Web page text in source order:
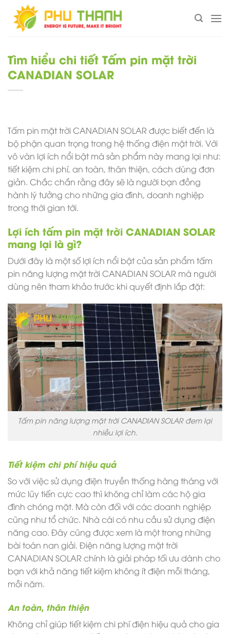
Chuyển
đến
Tìm hiểu chi tiết Tấm pin mặt trời
CANADIAN SOLAR
Tấm pin mặt trời CANADIAN SOLAR được biết đến là
bộ phận quan trọng trong hệ thống điện mặt trời. Với
vô vàn lợi ích nổi bật mà sản phẩm này mang lại như:
tiết kiệm chi phí, an toàn, thân thiện, cách dùng đơn
giản. Chắc chắn rằng đây sẽ là người bạn đồng
hành lý tưởng cho những gia đình, doanh nghiệp
trong thời gian tới.
Lợi ích tấm pin mặt trời CANADIAN SOLAR
mang lại là gì?
Dưới đây là một số lợi ích nổi bật của sản phẩm tấm
pin năng lượng mặt trời CANADIAN SOLAR mà người
dùng nên tham khảo trước khi quyết định lắp đặt:
Tấm pin năng lượng mặt trời CANADIAN SOLAR đem lại
nhiều lợi ích.
Tiết kiệm chi phí hiệu quả
So với việc sử dụng điện truyền thống hàng tháng với
mức lũy tiến cực cao thì không chỉ làm các hộ gia
đình chóng mặt. Mà còn đối với các doanh nghiệp
cũng như tổ chức. Nhà cái có nhu cầu sử dụng điện
năng cao. Đây cũng được xem là một trong những
bài toán nan giải. Điện năng lượng mặt trời
CANADIAN SOLAR chính là giải pháp tối ưu dành cho
bạn với khả năng tiết kiệm không ít điện mỗi tháng,
mỗi năm.
An toàn, thân thiện
Không chỉ giúp tiết kiệm chi phí điện hiệu quả cho gia